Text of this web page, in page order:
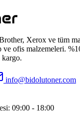
Xerox ve tüm
ofis malzemeleri.
kargo.
info@bidolutoner.com
09:00 - 18:00